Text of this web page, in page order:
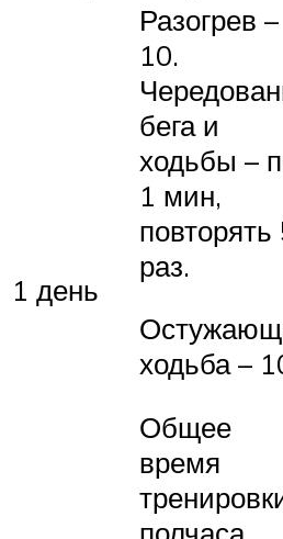
1 день
Разогрев –
10.
бега и
ходьбы –
1 мин,
повторять
раз.
ходьба –
Общее
время